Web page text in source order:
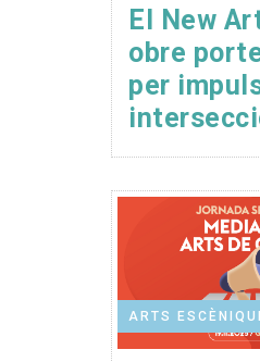
El New
obre
per
ARTS